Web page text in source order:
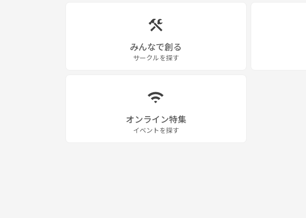
みんなで創る
サークルを探す
オンライン特集
イベントを探す